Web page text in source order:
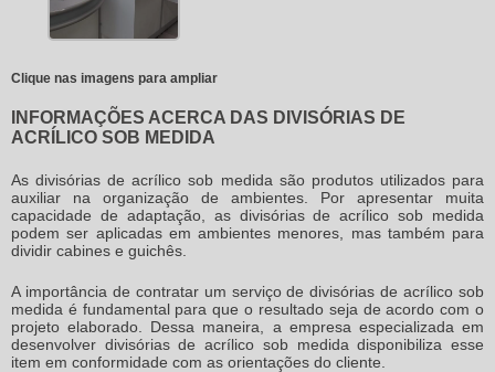
Clique nas imagens para ampliar
INFORMAÇÕES ACERCA DAS DIVISÓRIAS DE
ACRÍLICO SOB MEDIDA
Asdivisórias de acrílico sob medida são produtos utilizados para
auxiliar na organização de ambientes. Por apresentar muita
capacidade de adaptação, as divisórias de acrílico sob medida
podem ser aplicadas em ambientes menores, mas também para
dividir cabines e guichês.
A importância de contratar um serviço dedivisórias de acrílico sob
medida é fundamental para que o resultado seja de acordo com o
projeto elaborado. Dessa maneira, a empresa especializada em
desenvolver divisórias de acrílico sob medida disponibiliza esse
item em conformidade com as orientações do cliente.